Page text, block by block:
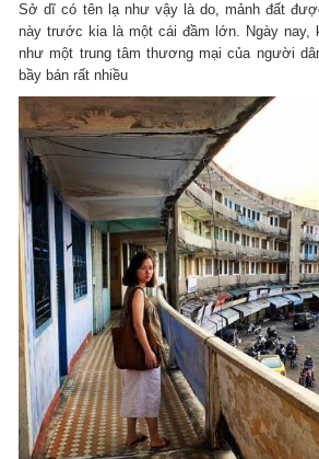
Sở dĩ có tên lạ như vậy là do, mảnh đất
này trước kia là một cái đầm lớn. Ngày nay,
như một trung tâm thương mại của người
bầy bán rất nhiều